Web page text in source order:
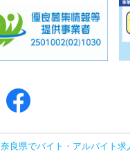
奈良県でバイト・アルバイト求